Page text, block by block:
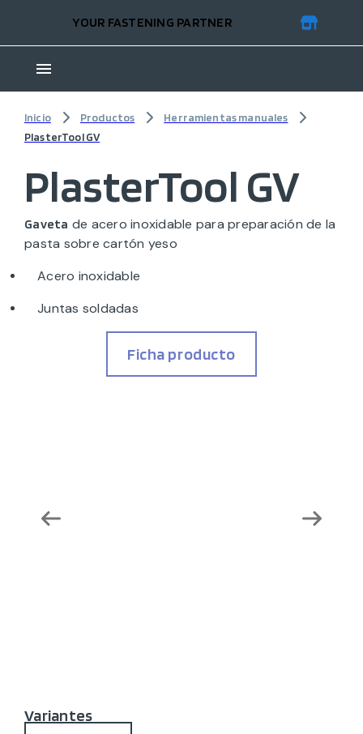
YOUR FASTENING PARTNER
Inicio Productos
Herramientas manuales
PlasterTool GV
PlasterTool GV
Gaveta de acero inoxidable para preparación de la
pasta sobre cartón yeso
Acero inoxidable
Juntas soldadas
Ficha producto
Variantes